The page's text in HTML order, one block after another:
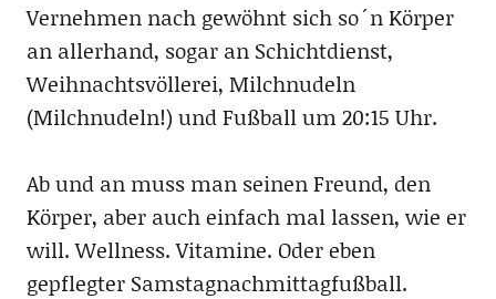
Vernehmen nach gewöhnt sich so´n Körper
an allerhand, sogar an Schichtdienst,
Weihnachtsvöllerei, Milchnudeln
(Milchnudeln!) und Fußball um 20:15 Uhr.
Ab und an muss man seinen Freund, den
Körper, aber auch einfach mal lassen, wie er
will. Wellness. Vitamine. Oder eben
gepflegter Samstagnachmittagfußball.